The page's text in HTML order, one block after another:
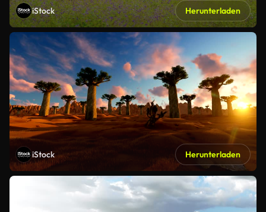
iStock Herunterladen
iStock Herunterladen